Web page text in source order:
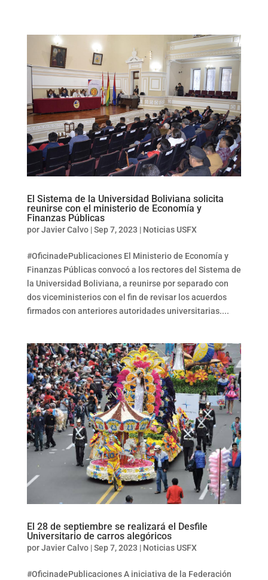
El Sistema de la Universidad Boliviana solicita
reunirse con el ministerio de Economía y
Finanzas Públicas
porJavier Calvo|Sep 7, 2023 | Noticias USFX
#OficinadePublicaciones El Ministerio de Economía y
Finanzas Públicas convocó a los rectores del Sistema de
la Universidad Boliviana, a reunirse por separado con
dos viceministerios con el fin de revisar los acuerdos
firmados con anteriores autoridades universitarias....
El 28 de septiembre se realizará el Desfile
Universitario de carros alegóricos
porJavier Calvo|Sep 7, 2023 | Noticias USFX
#OficinadePublicaciones A iniciativa de la Federación